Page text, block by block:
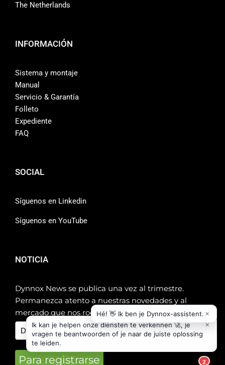
The Netherlands
INFORMACIÓN
Sistema y montaje
Manual
Servicio & Garantía
Folleto
Expediente
FAQ
SOCIAL
Síguenos en Linkedin
Síguenos en YouTube
NOTICIA
Dynnox News se publica una vez al trimestre.
Permanezca atento a nuestras novedades y al
mercado que nos rodea.
Para registrarse